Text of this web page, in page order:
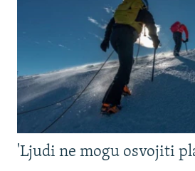
'Ljudi ne mogu osvojiti